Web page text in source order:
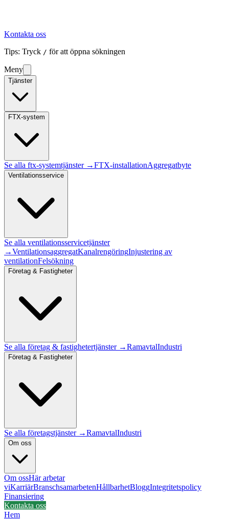
Kontakta oss
Tips: Tryck / för att öppna sökningen
Meny
Tjänster
FTX-system
Se alla ftx-systemtjänster →FTX-installationAggregatbyte
Ventilationsservice
Se alla ventilationsservicetjänster
→VentilationsaggregatKanalrengöringInjustering av
ventilationFelsökning
Företag & Fastigheter
Se alla företag & fastighetertjänster →RamavtalIndustri
Företag & Fastigheter
Se alla företagstjänster →RamavtalIndustri
Om oss
Om ossHär arbetar
viKarriärBranschsamarbetenHållbarhetBloggIntegritetspolicy
Finansiering
Kontakta oss
Hem